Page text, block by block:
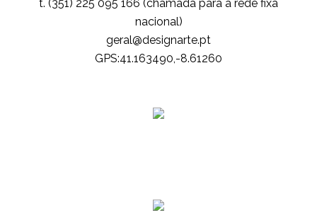
t. (351) 225 095 166 (chamada para a rede fixa
nacional)
tp.etrangised@lareg
GPS:41.163490,-8.61260